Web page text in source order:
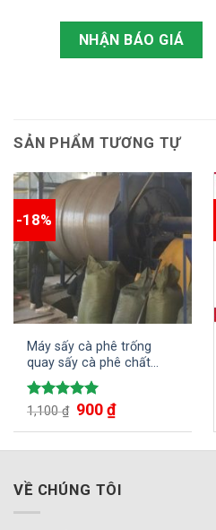
NHẬN BÁO GIÁ
SẢN PHẨM TƯƠNG TỰ
-18%
Máy sấy cà phê trống
quay sấy cà phê chất
lượng cao
Được xếp
1,100₫ 900₫
VỀ CHÚNG TÔI